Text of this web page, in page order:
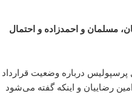
مسلمان و احمدزاده و احتمال
پرسپولیس درباره وضعیت قرارداد
رضاییان و اینکه گفته می‌شود